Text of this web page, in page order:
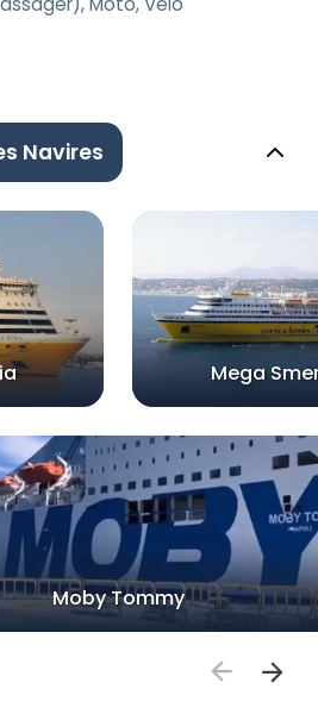
Navires
Mega
Moby Tommy